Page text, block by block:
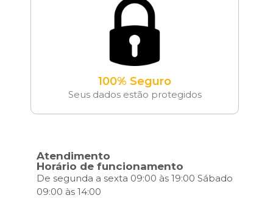
100% Seguro
Seus dados estão protegidos
Atendimento
Horário de funcionamento
De segunda a sexta 09:00 às 19:00 Sábado
09:00 às 14:00